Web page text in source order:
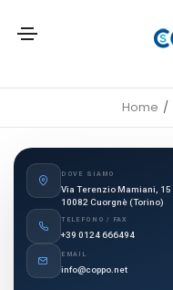
Home
DOVE SIAMO
Via Terenzio Mamiani, 15
10082 Cuorgnè (Torino)
TELEFONO / FAX
+39 0124 666494
EMAIL
info@coppo.net